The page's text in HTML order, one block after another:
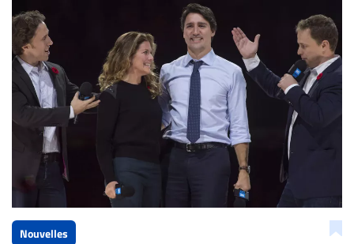
À
propos
Infolettre
S’abonner
FAQ
Politique de
confidentialité
Nouvelles